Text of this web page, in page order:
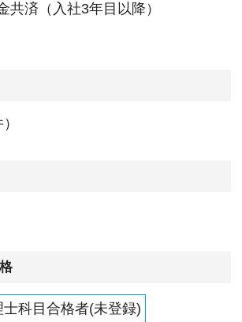
共済（入社3年目以降）
士科目合格者(未登録)